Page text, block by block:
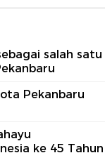
salah satu
Pekanbaru
ke 45 Tahun